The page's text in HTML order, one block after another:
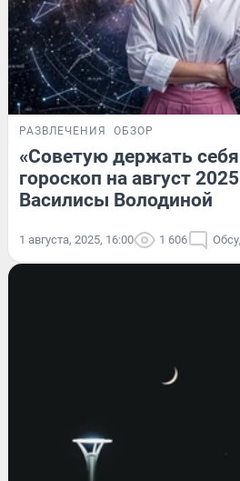
РАЗВЛЕЧЕНИЯ ОБЗОР
«Советую держать себя
гороскоп на август
Василисы Володиной
1 августа, 2025, 16:00 1 606